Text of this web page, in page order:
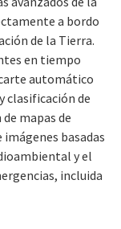
a bordo
de la Tierra.
en tiempo
automático
clasificación de
mapas de
basadas
y el
incluida